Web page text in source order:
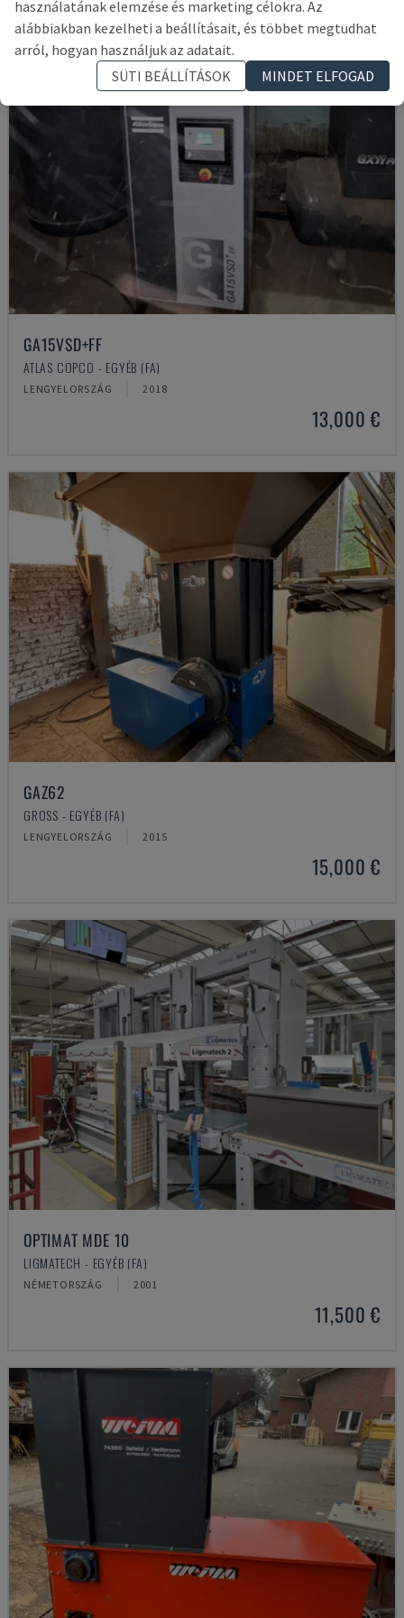
GA15VSD+FF
ATLAS COPCO - EGYÉB (FA)
LENGYELORSZÁG 2018
13,000 €
GAZ62
GROSS - EGYÉB (FA)
LENGYELORSZÁG 2015
15,000 €
OPTIMAT MDE 10
LIGMATECH - EGYÉB (FA)
NÉMETORSZÁG 2001
11,500 €
használatának elemzése és marketing célokra. Az
alábbiakban kezelheti a beállításait, és többet megtudhat
arról, hogyan használjuk az adatait.
SÜTI BEÁLLÍTÁSOK
MINDET ELFOGAD